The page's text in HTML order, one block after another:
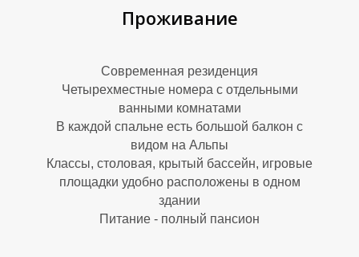
Проживание
Современная резиденция
Четырехместные номера с отдельными
ванными комнатами
В каждой спальне есть большой балкон с
видом на Альпы
Классы, столовая, крытый бассейн, игровые
площадки удобно расположены в одном
здании
Питание - полный пансион